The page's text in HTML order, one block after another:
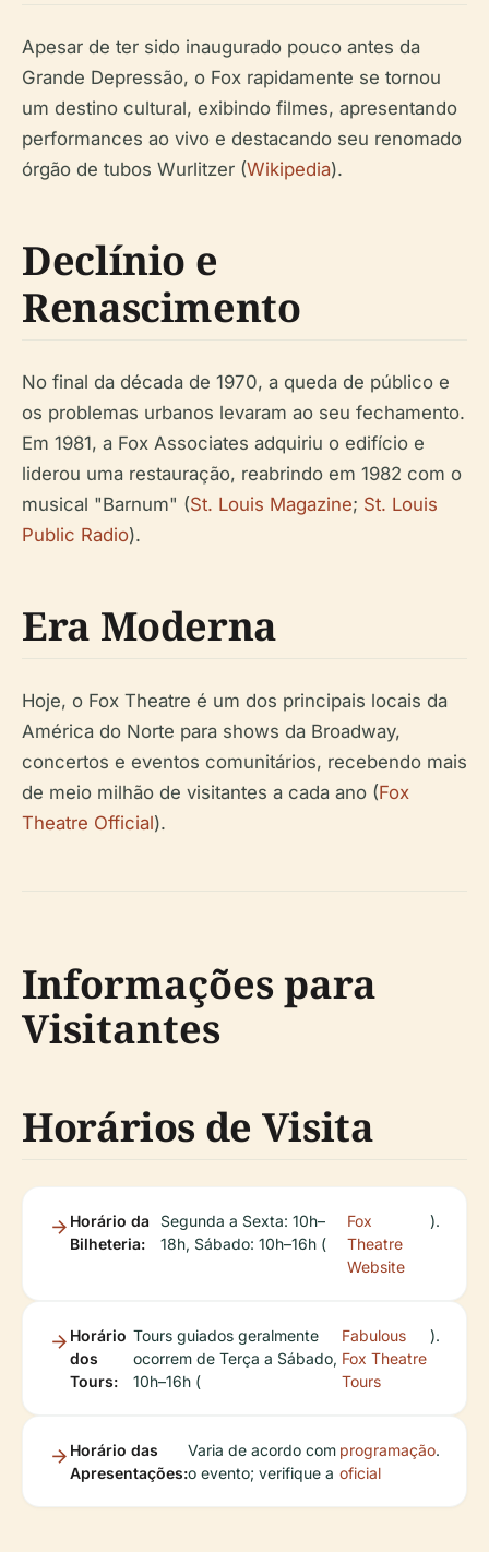
Apesar de ter sido inaugurado pouco antes da
Grande Depressão, o Fox rapidamente se tornou
um destino cultural, exibindo filmes, apresentando
performances ao vivo e destacando seu renomado
órgão de tubos Wurlitzer (Wikipedia).
Declínio e
Renascimento
No final da década de 1970, a queda de público e
os problemas urbanos levaram ao seu fechamento.
Em 1981, a Fox Associates adquiriu o edifício e
liderou uma restauração, reabrindo em 1982 com o
musical "Barnum" (St. Louis Magazine; St. Louis
Public Radio).
Era Moderna
Hoje, o Fox Theatre é um dos principais locais da
América do Norte para shows da Broadway,
concertos e eventos comunitários, recebendo mais
de meio milhão de visitantes a cada ano (Fox
Theatre Official).
Informações para
Visitantes
Horários de Visita
Horário da
Bilheteria:
Segunda a Sexta: 10h–
18h, Sábado: 10h–16h (
Fox
Theatre
Website
).
Horário
dos
Tours:
Tours guiados geralmente
ocorrem de Terça a Sábado,
10h–16h (
Fabulous
Fox Theatre
Tours
).
Horário das
Apresentações:
Varia de acordo com
o evento; verifique a
programação
oficial
.